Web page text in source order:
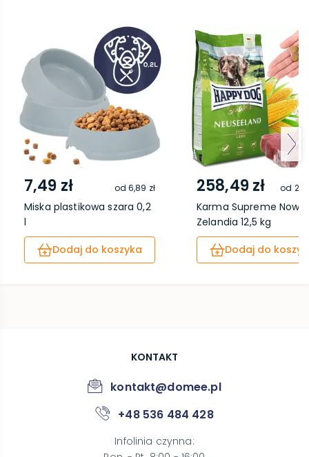
7,49 zł od6,89 zł
Miska plastikowa szara 0,2
l
Dodaj do koszyka
258,49 zł od
Karma Supreme Nowa
Zelandia 12,5 kg
Dodaj do
KONTAKT
kontakt@domee.pl
+48 536 484 428
Infolinia czynna: